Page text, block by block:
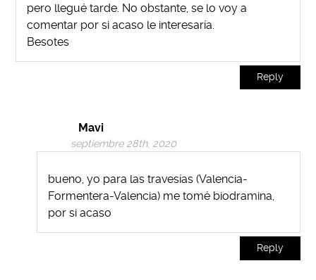
pero llegué tarde. No obstante, se lo voy a
comentar por si acaso le interesaría.
Besotes
Reply
Mavi
septiembre 28th, 2020
bueno, yo para las travesías (Valencia-
Formentera-Valencia) me tomé biodramina,
por si acaso
Reply